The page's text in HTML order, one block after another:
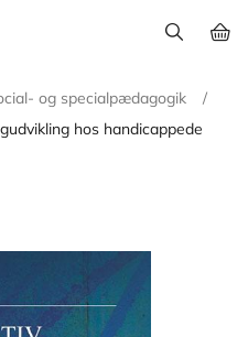
og specialpædagogik
/
hos handicappede